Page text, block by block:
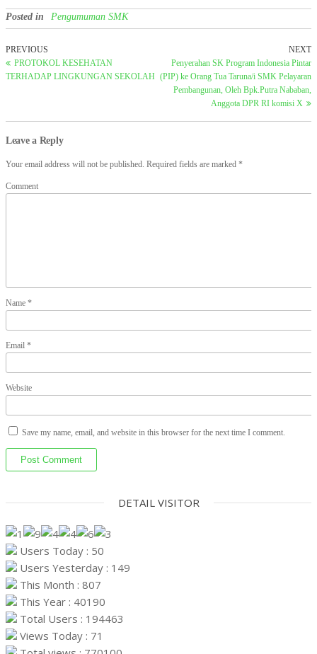
Posted in Pengumuman SMK
PREVIOUS
PROTOKOL KESEHATAN
TERHADAP LINGKUNGAN SEKOLAH
NEXT
Penyerahan SK Program Indonesia Pintar
(PIP) ke Orang Tua Taruna/i SMK Pelayaran
Pembangunan, Oleh Bpk.Putra Nababan,
Anggota DPR RI komisi X
Leave a Reply
Your email address will not be published. Required fields are marked *
Comment
Name *
Email *
Website
Save my name, email, and website in this browser for the next time I comment.
DETAIL VISITOR
Users Today : 50
Users Yesterday : 149
This Month : 807
This Year : 40190
Total Users : 194463
Views Today : 71